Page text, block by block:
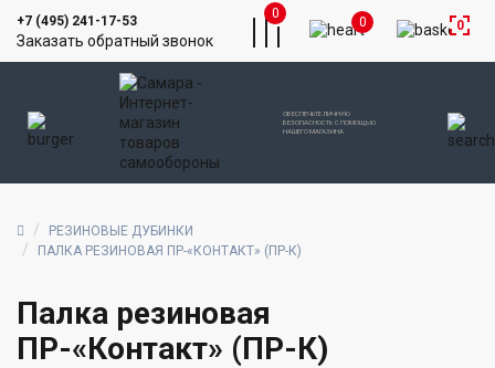
+7 (495) 241-17-53
Заказать обратный звонок
ОБЕСПЕЧЬТЕ ЛИЧНУЮ
БЕЗОПАСНОСТЬ С ПОМОЩЬЮ
НАШЕГО МАГАЗИНА
0
0 0
РЕЗИНОВЫЕ ДУБИНКИ
ПАЛКА РЕЗИНОВАЯ ПР-«КОНТАКТ» (ПР-К)
Палка резиновая
ПР-«Контакт» (ПР-К)